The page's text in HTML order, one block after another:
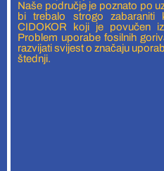
Naše područje je poznato po
bi trebalo strogo zabaraniti
CIDOKOR koji je povučen
Problem uporabe fosilnih
razvijati svijest o značaju
štednji.